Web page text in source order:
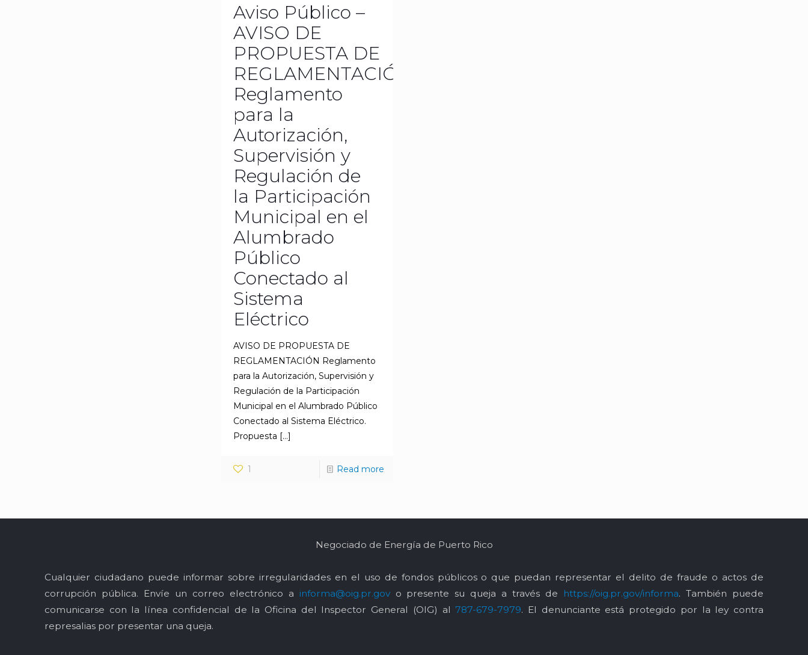
Aviso Público –
AVISO DE
PROPUESTA DE
REGLAMENTACIÓN
Reglamento
para la
Autorización,
Supervisión y
Regulación de
la Participación
Municipal en el
Alumbrado
Público
Conectado al
Sistema
Eléctrico
AVISO DE PROPUESTA DE
REGLAMENTACIÓN Reglamento
para la Autorización, Supervisión y
Regulación de la Participación
Municipal en el Alumbrado Público
Conectado al Sistema Eléctrico.
Propuesta […]
1 Read more
Negociado de Energía de Puerto Rico
Cualquier ciudadano puede informar sobre irregularidades en el uso de fondos públicos o que puedan representar el delito de fraude o actos de
corrupción pública. Envíe un correo electrónico a informa@oig.pr.govo presente su queja a través de https://oig.pr.gov/informa. También puede
comunicarse con la línea confidencial de la Oficina del Inspector General (OIG) al 787-679-7979. El denunciante está protegido por la ley contra
represalias por presentar una queja.